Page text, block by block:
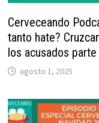
Cerveceando
tanto hate?
los acusados
agosto 1, 2025